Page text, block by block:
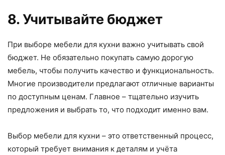
8. Учитывайте бюджет
При выборе мебели для кухни важно учитывать свой
бюджет. Не обязательно покупать самую дорогую
мебель, чтобы получить качество и функциональность.
Многие производители предлагают отличные варианты
по доступным ценам. Главное – тщательно изучить
предложения и выбрать то, что подходит именно вам.
Выбор мебели для кухни – это ответственный процесс,
который требует внимания к деталям и учёта